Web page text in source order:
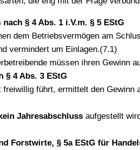
§ 4 Abs. 1 i.V.m. § 5 EStG
dem Betriebsvermögen am
vermindert um Einlagen.(7.1)
müssen ihren Gewinn
§ 4 Abs. 3 EStG
führt, ermittelt den Gewinn
Jahresabschlussaufgestellt
Forstwirte, § 5a EStG für